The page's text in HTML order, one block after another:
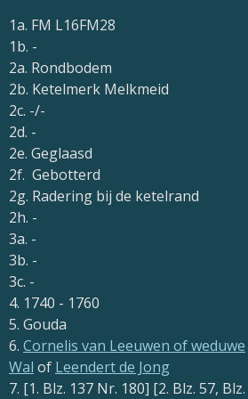
1a. FM L16FM28
1b. -
2a. Rondbodem
2b. Ketelmerk Melkmeid
2c. -/-
2d. -
2e. Geglaasd
2f. Gebotterd
2g. Radering bij de ketelrand
2h. -
3a. -
3b. -
3c. -
4. 1740 - 1760
5. Gouda
6. Cornelis van Leeuwen of weduwe
Wal of Leendert de Jong
7. [1. Blz. 137 Nr. 180] [2. Blz. 57,